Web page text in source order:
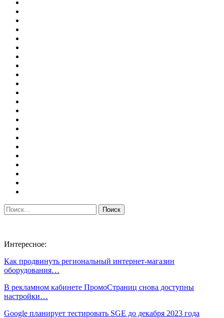
Интересное:
Как продвинуть региональный интернет-магазин
оборудования…
В рекламном кабинете ПромоСтраниц снова доступны
настройки…
Google планирует тестировать SGE до декабря 2023 года